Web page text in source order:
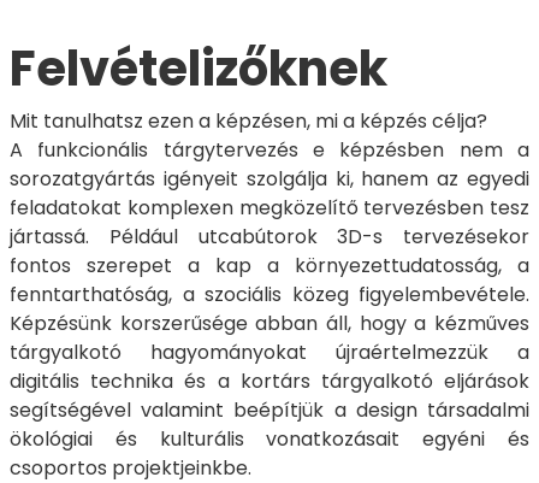
Felvételizőknek
Mit tanulhatsz ezen a képzésen, mi a képzés célja?
A funkcionális tárgytervezés e képzésben nem a
sorozatgyártás igényeit szolgálja ki, hanem az egyedi
feladatokat komplexen megközelítő tervezésben tesz
jártassá. Például utcabútorok 3D-s tervezésekor
fontos szerepet a kap a környezettudatosság, a
fenntarthatóság, a szociális közeg figyelembevétele.
Képzésünk korszerűsége abban áll, hogy a kézműves
tárgyalkotó hagyományokat újraértelmezzük a
digitális technika és a kortárs tárgyalkotó eljárások
segítségével valamint beépítjük a design társadalmi
ökológiai és kulturális vonatkozásait egyéni és
csoportos projektjeinkbe.